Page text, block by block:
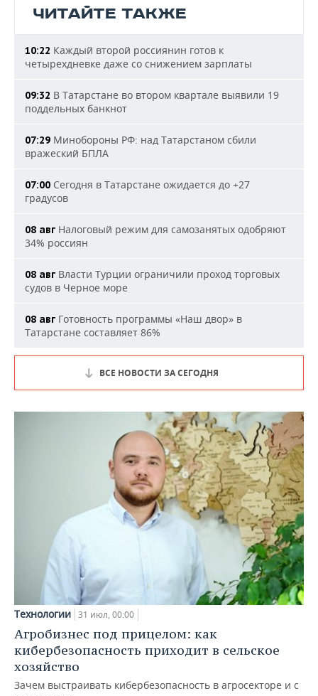
ЧИТАЙТЕ ТАКЖЕ
10:22 Каждый второй россиянин готов к
четырехдневке даже со снижением зарплаты
09:32 В Татарстане во втором квартале выявили 19
поддельных банкнот
07:29 Минобороны РФ: над Татарстаном сбили
вражеский БПЛА
07:00 Сегодня в Татарстане ожидается до +27
градусов
08 авг Налоговый режим для самозанятых одобряют
34% россиян
08 авг Власти Турции ограничили проход торговых
судов в Черное море
08 авг Готовность программы «Наш двор» в
Татарстане составляет 86%
ВСЕ НОВОСТИ ЗА СЕГОДНЯ
Технологии 31 июл, 00:00
Агробизнес под прицелом: как
кибербезопасность приходит в сельское
хозяйство
Зачем выстраивать кибербезопасность в агросекторе и с